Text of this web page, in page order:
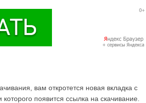
вам откротется новая вкладка с
появится ссылка на скачивание.